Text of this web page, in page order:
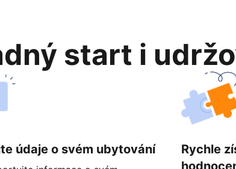
start i
údaje o svém ubytování
Rychle